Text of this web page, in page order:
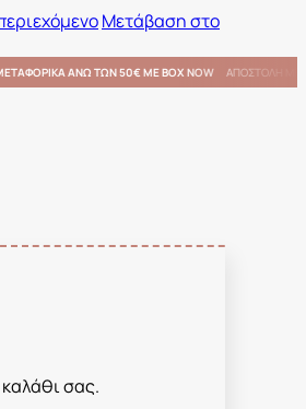
Μετάβαση στο
ΔΩΡΕΑΝ ΜΕΤΑΦΟΡΙΚΑ ΑΝΩ ΤΩΝ 50€ ΜΕ BOX NOW
σας.